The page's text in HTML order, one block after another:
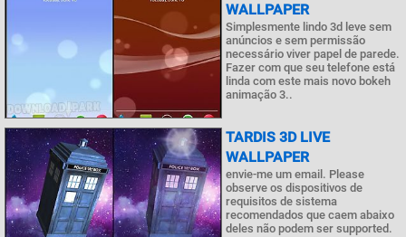
WALLPAPER
Simplesmente lindo 3d leve sem
anúncios e sem permissão
necessário viver papel de parede.
Fazer com que seu telefone está
linda com este mais novo bokeh
animação 3..
TARDIS 3D LIVE
WALLPAPER
envie-me um email. Please
observe os dispositivos de
requisitos de sistema
recomendados que caem abaixo
deles não podem ser supported.